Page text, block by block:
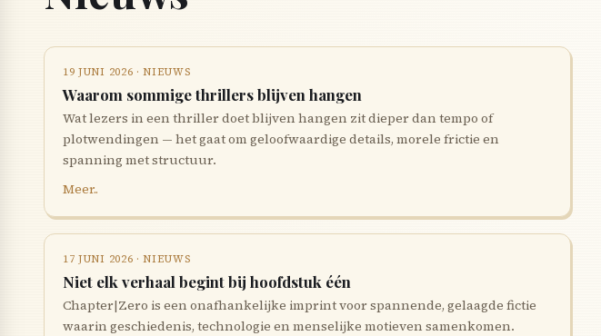
19 JUNI 2026 · NIEUWS
Waarom sommige thrillers blijven hangen
Wat lezers in een thriller doet blijven hangen zit dieper dan tempo of
plotwendingen — het gaat om geloofwaardige details, morele frictie en
spanning met structuur.
Meer..
17 JUNI 2026 · NIEUWS
Niet elk verhaal begint bij hoofdstuk één
Chapter|Zero is een onafhankelijke imprint voor spannende, gelaagde fictie
waarin geschiedenis, technologie en menselijke motieven samenkomen.